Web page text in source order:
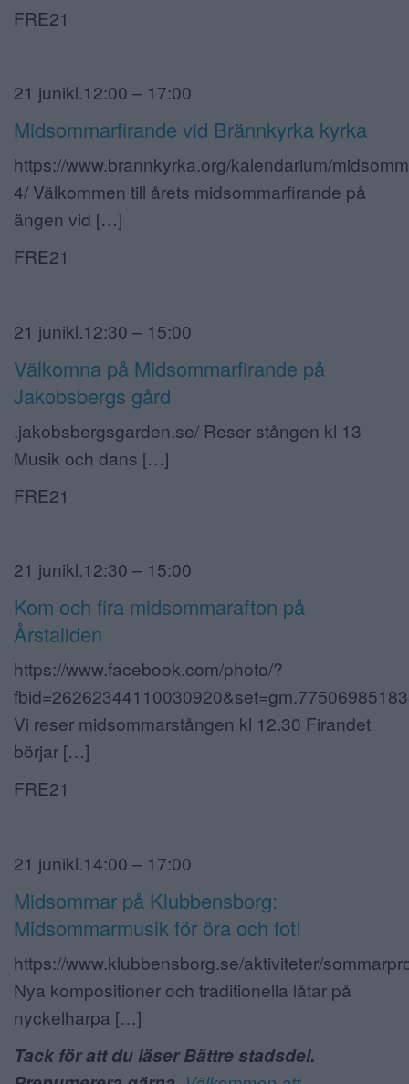
FRE21
21 junikl.12:00 – 17:00
Midsommarfirande vid Brännkyrka kyrka
https://www.brannkyrka.org/kalendarium/
4/ Välkommen till årets midsommarfirande på
ängen vid […]
FRE21
21 junikl.12:30 – 15:00
Välkomna på Midsommarfirande på
Jakobsbergs gård
.jakobsbergsgarden.se/ Reser stången kl 13
Musik och dans […]
FRE21
21 junikl.12:30 – 15:00
Kom och fira midsommarafton på
Årstaliden
https://www.facebook.com/photo/?
Vi reser midsommarstången kl 12.30 Firandet
börjar […]
FRE21
21 junikl.14:00 – 17:00
Midsommar på Klubbensborg:
Midsommarmusik för öra och fot!
https://www.klubbensborg.se/aktiviteter/
Nya kompositioner och traditionella låtar på
nyckelharpa […]
Tack för att du läser Bättre stadsdel.